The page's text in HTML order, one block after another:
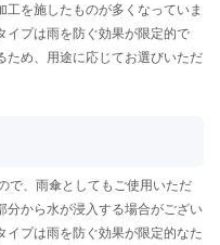
を施したものが多くなっていま
イプは雨を防ぐ効果が限定的で
ため、用途に応じてお選びいただ
で、雨傘としてもご使用いただ
分から水が浸入する場合がござい
イプは雨を防ぐ効果が限定的なた